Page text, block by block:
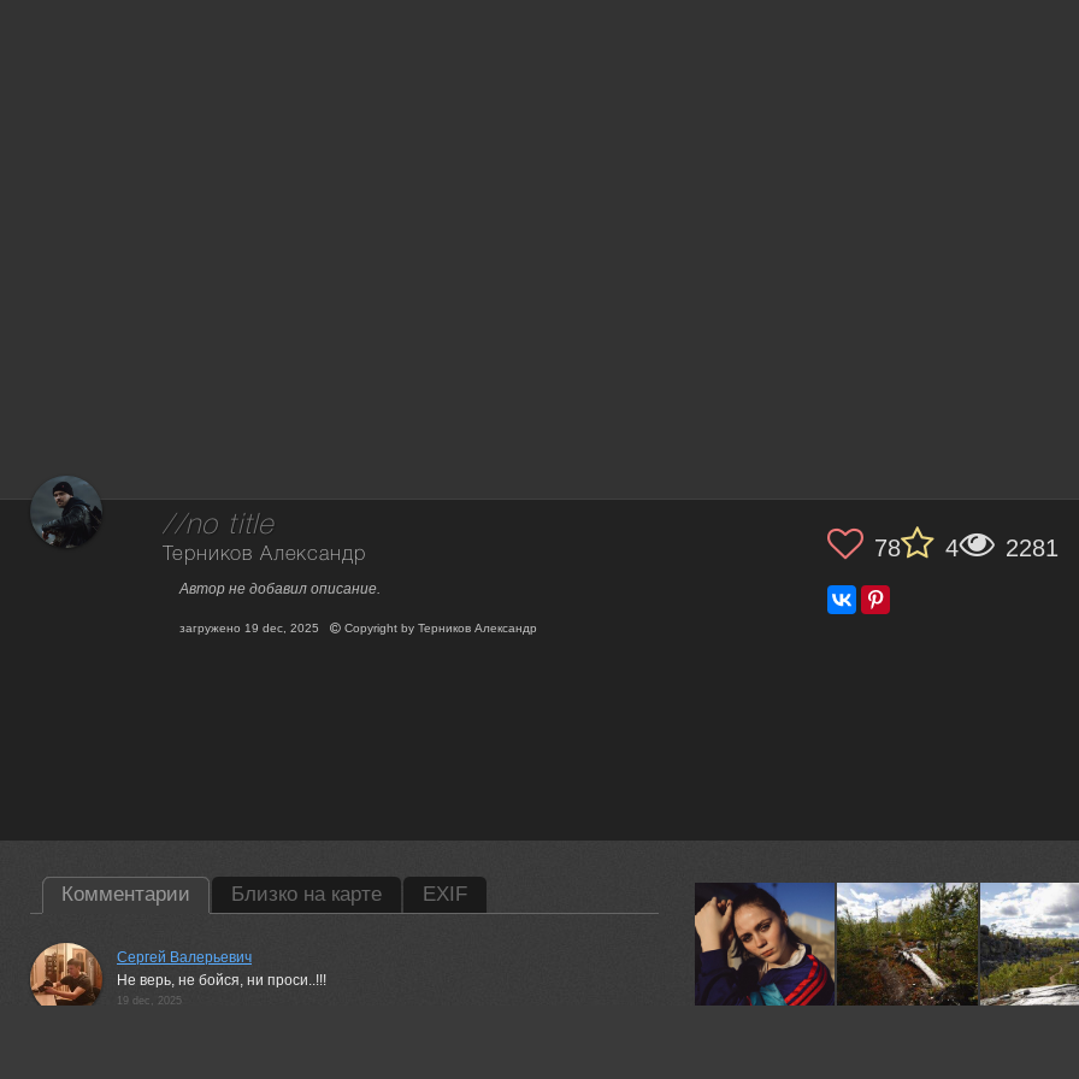
//no title
Терников Александр
Автор не добавил описание.
загружено 19 dec, 2025 Copyright byТерников Александр
78 4 2281
Комментарии Близко на карте EXIF
Сергей Валерьевич
Не верь, не бойся, ни проси..!!!
19 dec, 2025